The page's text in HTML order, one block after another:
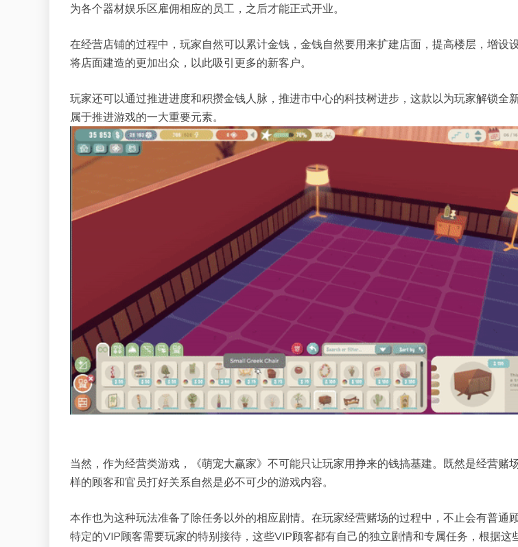
为各个器材娱乐区雇佣相应的员工，之后才能正式开业。
在经营店铺的过程中，玩家自然可以累计金钱，金钱自然要用来扩建店面，提高楼层，增设
将店面建造的更加出众，以此吸引更多的新客户。
玩家还可以通过推进进度和积攒金钱人脉，推进市中心的科技树进步，这款以为玩家解锁全
属于推进游戏的一大重要元素。
当然，作为经营类游戏，《萌宠大赢家》不可能只让玩家用挣来的钱搞基建。既然是经营赌
样的顾客和官员打好关系自然是必不可少的游戏内容。
本作也为这种玩法准备了除任务以外的相应剧情。在玩家经营赌场的过程中，不止会有普通
特定的VIP顾客需要玩家的特别接待，这些VIP顾客都有自己的独立剧情和专属任务，根据这